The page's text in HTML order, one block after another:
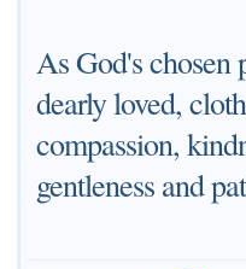
As God's chosen
dearly loved,
compassion,
gentleness and